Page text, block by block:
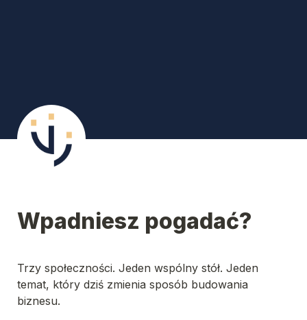
Wpadniesz pogadać?
Trzy społeczności. Jeden wspólny stół. Jeden
temat, który dziś zmienia sposób budowania
biznesu.